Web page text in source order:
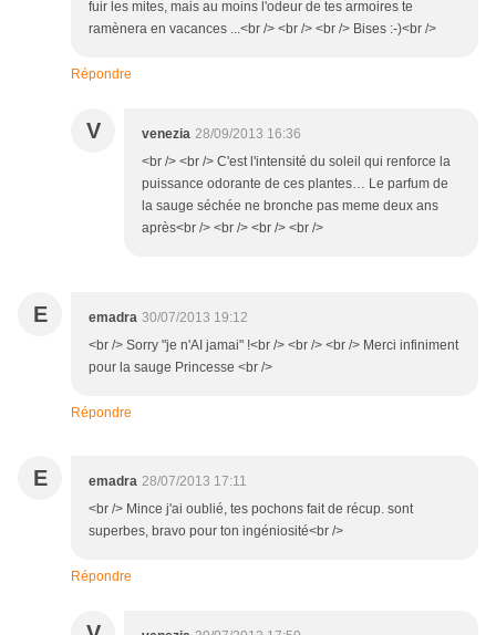
fuir les mites, mais au moins l'odeur de tes armoires te
ramènera en vacances ...<br /> <br /> <br /> Bises :-)<br />
Répondre
V venezia 28/09/2013 16:36
<br /> <br /> C'est l'intensité du soleil qui renforce la
puissance odorante de ces plantes… Le parfum de
la sauge séchée ne bronche pas meme deux ans
après<br /> <br /> <br /> <br />
E emadra 30/07/2013 19:12
<br /> Sorry "je n'AI jamai" !<br /> <br /> <br /> Merci infiniment
pour la sauge Princesse <br />
Répondre
E emadra 28/07/2013 17:11
<br /> Mince j'ai oublié, tes pochons fait de récup. sont
superbes, bravo pour ton ingéniosité<br />
Répondre